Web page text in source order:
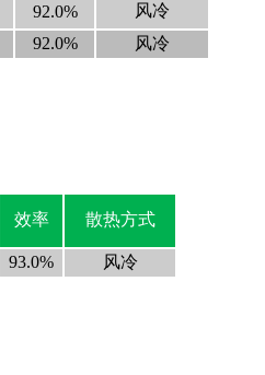
92.0%
风冷
92.0% 风冷
效率 散热方式
93.0% 风冷